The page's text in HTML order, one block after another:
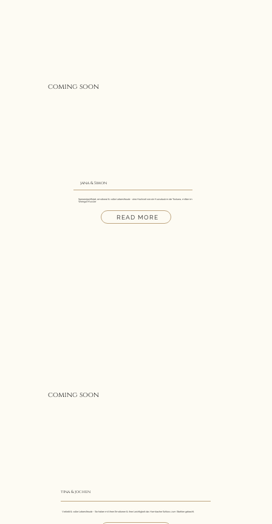
Sonnendurchflutet, emotional & voller Lebensfreude - eine Hochzeit wie ein Kurzurlaub in der Toskana, mitten im
Weingut Mussler
READ MORE
jana & Simon
coming soon
Verliebt & voller Lebensfreude - Sie haben mit ihren Emotionen & ihrer Leichtigkeit das Hambacher Schloss zum Strahlen gebracht.
tina & jochen
coming soon